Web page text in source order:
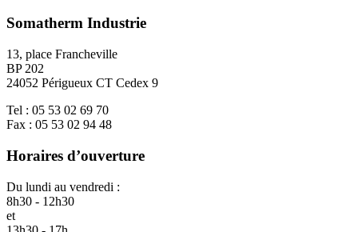
Somatherm Industrie
13, place Francheville
BP 202
24052 Périgueux CT Cedex 9
Tel : 05 53 02 69 70
Fax : 05 53 02 94 48
Horaires d’ouverture
Du lundi au vendredi :
8h30 - 12h30
et